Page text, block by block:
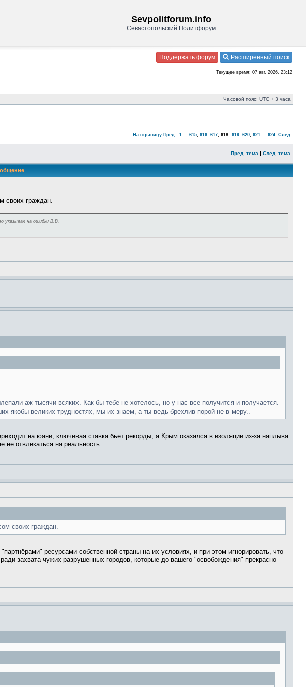
Sevpolitforum.info
Севастопольский Политфорум
Поддержать форум Расширенный поиск
Текущее время: 07 авг, 2026, 23:12
Часовой пояс: UTC + 3 часа
На страницу Пред. 1 ... 615, 616, 617, 618, 619, 620, 621 ... 624 След.
Пред. тема | След. тема
своих граждан.
указывал на ошибки В.В.
аж тысячи всяких. Как бы тебе не хотелось, но у нас все получится и получается.
якобы великих трудностях, мы их знаем, а ты ведь брехлив порой не в меру..
на юани, ключевая ставка бьет рекорды, а Крым оказался в изоляции из-за наплыва
не отвлекаться на реальность.
своих граждан.
ресурсами собственной страны на их условиях, и при этом игнорировать, что
захвата чужих разрушенных городов, которые до вашего "освобождения" прекрасно